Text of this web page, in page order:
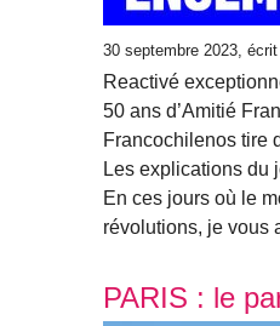
30 septembre 2023 ,
Reactivé
50 ans d’Amitié
Francochilenos tire
Les explications du
En ces jours où le
révolutions, je vous
PARIS : le